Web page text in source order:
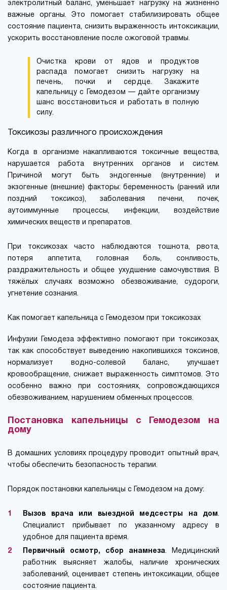
электролитный баланс, уменьшает нагрузку на жизненно
важные органы. Это помогает стабилизировать общее
состояние пациента, снизить выраженность интоксикации,
ускорить восстановление после ожоговой травмы.
Очистка крови от ядов и продуктов
распада помогает снизить нагрузку на
печень, почки и сердце. Закажите
капельницу с Гемодезом — дайте организму
шанс восстановиться и работать в полную
силу.
Токсикозы различного происхождения
Когда в организме накапливаются токсичные вещества,
нарушается работа внутренних органов и систем.
Причиной могут быть эндогенные (внутренние) и
экзогенные (внешние) факторы: беременность (ранний или
поздний токсикоз), заболевания печени, почек,
аутоиммунные процессы, инфекции, воздействие
химических веществ и препаратов.
При токсикозах часто наблюдаются тошнота, рвота,
потеря аппетита, головная боль, сонливость,
раздражительность и общее ухудшение самочувствия. В
тяжёлых случаях возможно обезвоживание, судороги,
угнетение сознания.
Как помогает капельница с Гемодезом при токсикозах
Инфузии Гемодеза эффективно помогают при токсикозах,
так как способствует выведению накопившихся токсинов,
нормализует водно-солевой баланс, улучшает
кровообращение, снижает выраженность симптомов. Это
особенно важно при состояниях, сопровождающихся
обезвоживанием, нарушением обменных процессов.
Постановка капельницы с Гемодезом на
дому
В домашних условиях процедуру проводит опытный врач,
чтобы обеспечить безопасность терапии.
Порядок постановки капельницы с Гемодезом на дому:
Вызов врача или выездной медсестры на дом.
Специалист прибывает по указанному адресу в
удобное для пациента время.
Первичный осмотр, сбор анамнеза. Медицинский
работник выясняет жалобы, наличие хронических
заболеваний, оценивает степень интоксикации, общее
состояние пациента.